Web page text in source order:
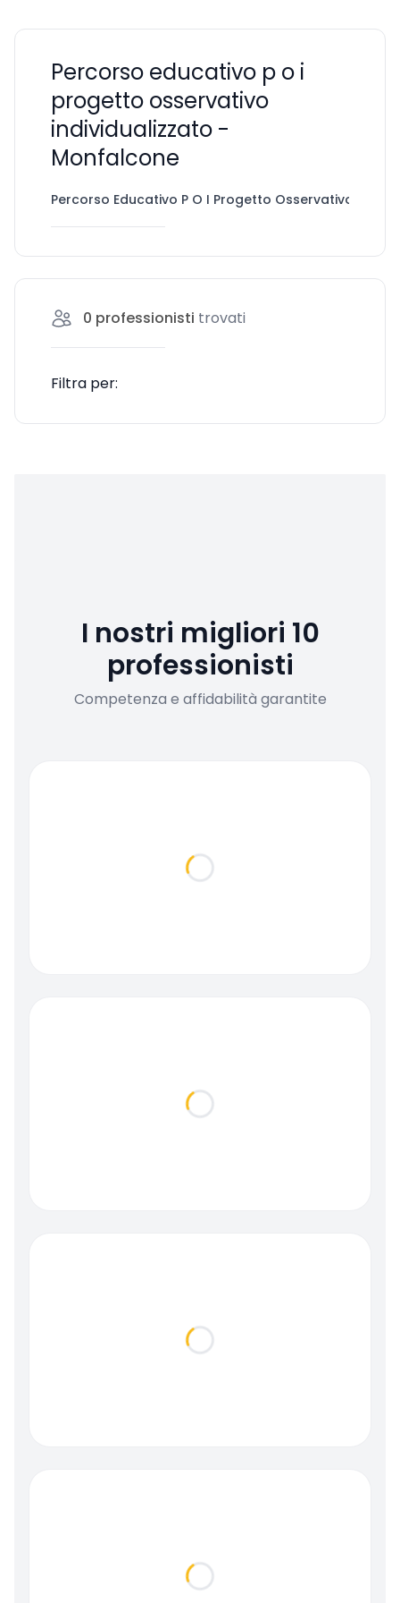
Percorso educativo p o i
progetto osservativo
individualizzato -
Monfalcone
Percorso Educativo P O I Progetto Osservativo
0 professionisti trovati
Filtra per:
I nostri migliori 10
professionisti
Competenza e affidabilità garantite
Loading...
Loading...
Loading...
Loading...